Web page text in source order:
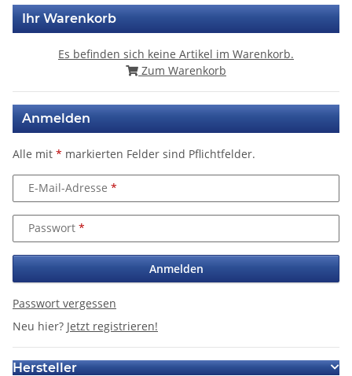
Ihr Warenkorb
Es befinden sich keine Artikel im Warenkorb.
Zum Warenkorb
Anmelden
Alle mit * markierten Felder sind Pflichtfelder.
E-Mail-Adresse
Passwort
Anmelden
Passwort vergessen
Neu hier? Jetzt registrieren!
Hersteller